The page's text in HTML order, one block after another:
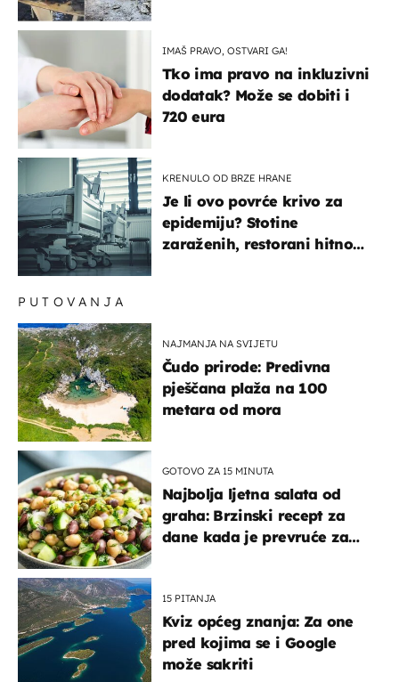
IMAŠ PRAVO, OSTVARI GA!
Tko ima pravo na inkluzivni
dodatak? Može se dobiti i
720 eura
KRENULO OD BRZE HRANE
Je li ovo povrće krivo za
epidemiju? Stotine
zaraženih, restorani hitno
PUTOVANJA
NAJMANJA NA SVIJETU
Čudo prirode: Predivna
pješčana plaža na 100
metara od mora
GOTOVO ZA 15 MINUTA
Najbolja ljetna salata od
graha: Brzinski recept za
dane kada je prevruće za
15 PITANJA
Kviz općeg znanja: Za one
pred kojima se i Google
može sakriti